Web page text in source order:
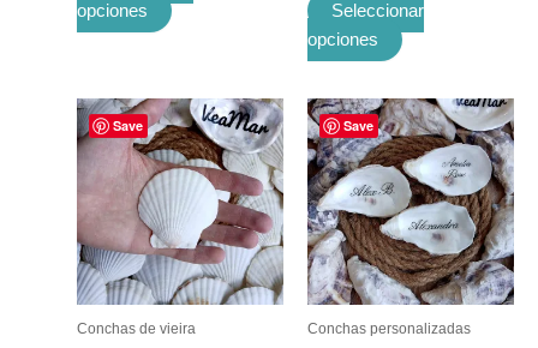
opciones
Seleccionar
opciones
Save
Conchas de vieira
Rango
de
precios:
desde
€9.85
hasta
€119.60
Este
producto
tiene
múltiples
variantes.
Las
opciones
Save
Conchas personalizadas
Rango
de
precios:
desde
€41.92
hasta
€530.97
Este
producto
tiene
múltiples
variantes.
Las
opciones